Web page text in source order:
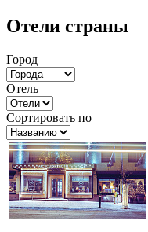
Отели страны
Город
Отель
Сортировать по